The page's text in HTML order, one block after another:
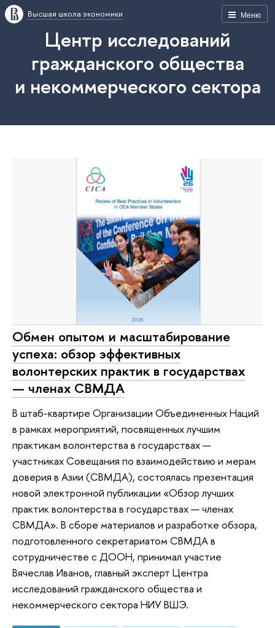
Меню
Высшая школа экономики
Центр исследований
гражданского общества
и некоммерческого сектора
Обмен опытом и масштабирование
успеха: обзор эффективных
волонтерских практик в государствах
— членах СВМДА
В штаб-квартире Организации Объединенных Наций
в рамках мероприятий, посвященных лучшим
практикам волонтерства в государствах —
участниках Совещания по взаимодействию и мерам
доверия в Азии (СВМДА), состоялась презентация
новой электронной публикации «Обзор лучших
практик волонтерства в государствах — членах
СВМДА». В сборе материалов и разработке обзора,
подготовленного секретариатом СВМДА в
сотрудничестве с ДООН, принимал участие
Вячеслав Иванов, главный эксперт Центра
исследований гражданского общества и
некоммерческого сектора НИУ ВШЭ.